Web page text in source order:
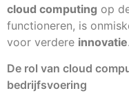
cloud computing op
functioneren, is
voor verdere innovatie.
De rol van cloud
bedrijfsvoering